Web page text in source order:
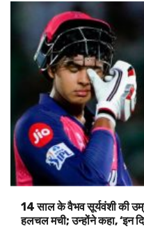
14 साल के वैभव सूर्यवंशी की
हलचल मची; उन्होंने कहा, ‘इन